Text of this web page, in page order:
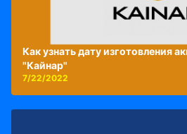
Как узнать дату изготовления
"Кайнар"
7/22/2022